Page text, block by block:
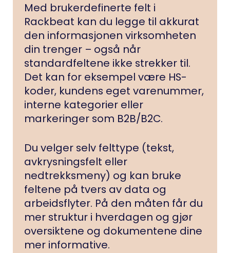
Med brukerdefinerte felt i
Rackbeat kan du legge til akkurat
den informasjonen virksomheten
din trenger – også når
standardfeltene ikke strekker til.
Det kan for eksempel være HS-
koder, kundens eget varenummer,
interne kategorier eller
markeringer som B2B/B2C.
Du velger selv felttype (tekst,
avkrysningsfelt eller
nedtrekksmeny) og kan bruke
feltene på tvers av data og
arbeidsflyter. På den måten får du
mer struktur i hverdagen og gjør
oversiktene og dokumentene dine
mer informative.